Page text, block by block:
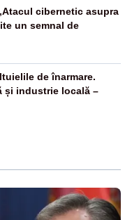
cibernetic asupra
un semnal de
de înarmare.
și industrie locală –